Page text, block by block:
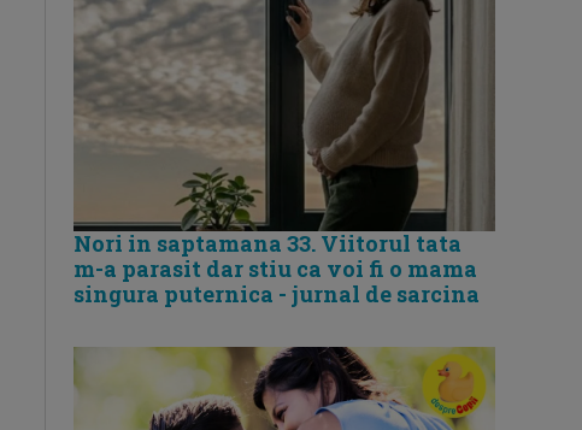
Nori in saptamana 33. Viitorul tata
m-a parasit dar stiu ca voi fi o mama
singura puternica - jurnal de sarcina